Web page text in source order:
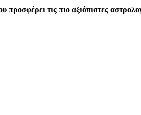
προσφέρει τις πιο αξιόπιστες